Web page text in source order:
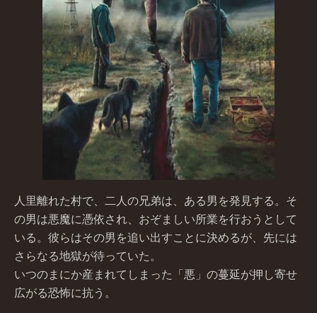
人里離れた村で、二人の兄弟は、ある男を発見する。そ
の男は悪魔に憑依され、おぞましい所業を行おうとして
いる。彼らはその男を追い出すことに決めるが、先には
さらなる地獄が待っていた。
いつのまにか産まれてしまった「悪」の蔓延が押し寄せ
広がる恐怖に抗う。